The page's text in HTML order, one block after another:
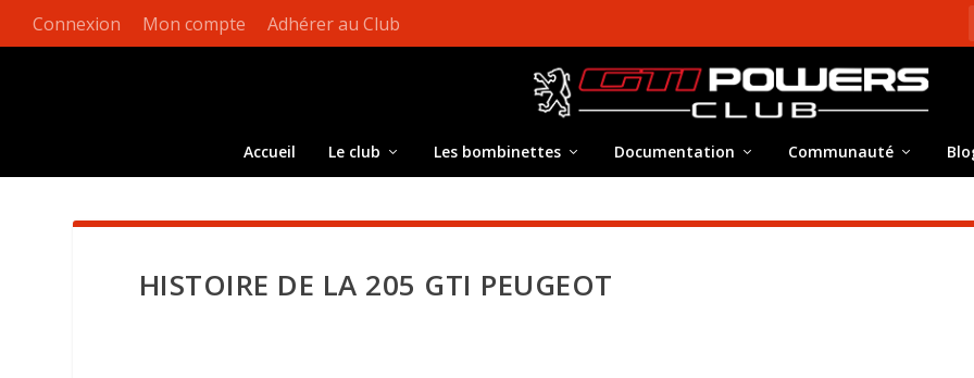
Connexion Mon compte Adhérer au Club
Accueil Le club Les bombinettes Documentation Communauté
HISTOIRE DE LA 205 GTI PEUGEOT